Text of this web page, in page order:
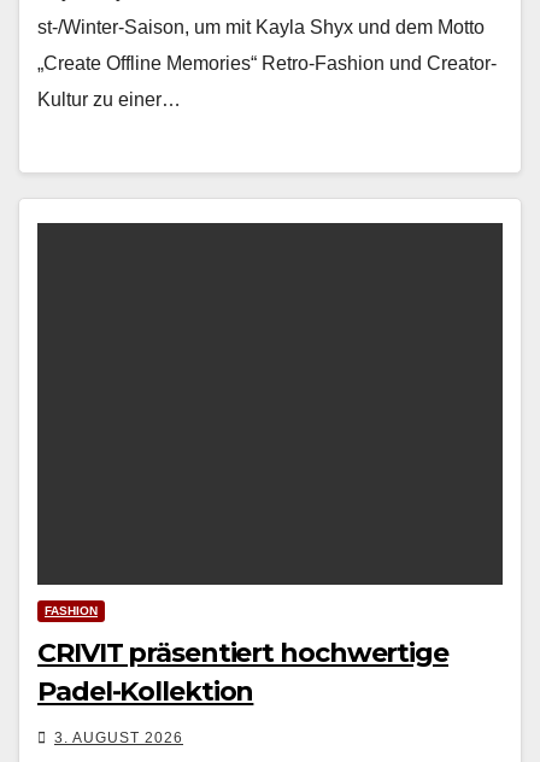
st-/Win­ter-Sai­son, um mit Kay­la Shyx und dem Mot­to
„Cre­ate Offline Mem­o­ries“ Retro-Fash­ion und Cre­ator-
Kul­tur zu ein­er…
FASHION
CRIVIT präsentiert hochwertige
Padel-Kollektion
3. AUGUST 2026